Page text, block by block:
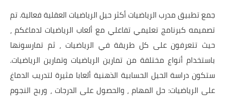
جمع تطبيق مدرب الرياضيات أكثر حيل الرياضيات العقلية فعالية. تم
تصميمه كبرنامج تعليمي تفاعلي مع ألعاب الرياضيات لدماغكم ،
حيث تتعرفون على كل طريقة في الرياضيات ، ثم تمارسونها
باستخدام أنواع مختلفة من تمارين الرياضيات وتمارين الرياضيات.
ستكون دراسة الحيل الحسابية الذهنية ألعابا مثيرة لتدريب الدماغ
على الرياضيات: حل المهام ، والحصول على الدرجات ، وربح النجوم